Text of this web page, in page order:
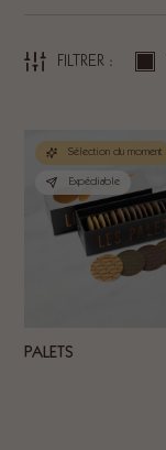
FILTRER :
Sélection du moment
Expédiable
PALETS